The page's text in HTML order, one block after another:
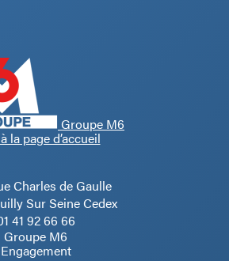
Groupe M6
la page d’accueil
Charles de Gaulle
Sur Seine Cedex
41 92 66 66
Groupe M6
Engagement